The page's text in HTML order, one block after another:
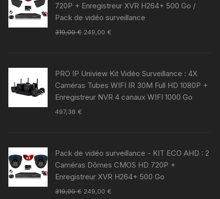
720P + Enregistreur XVR H264+ 500 Go /
Pack de vidéo surveillance
319,00€ 249,00 €
PRO IP Uniview Kit Vidéo Surveillance : 4X
Caméras Tubes WIFI IR 30M Full HD 1080P +
Enregistreur NVR 4 canaux WIFI 1000 Go
497,38 €
Pack de vidéo surveillance - KIT ECO AHD : 2
Caméras Dômes CMOS HD 720P +
Enregistreur XVR H264+ 500 Go
319,00€ 249,00 €